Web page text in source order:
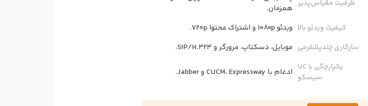
ظرفیت مقیاس‌پذیر همزمان.
کیفیت ویدئو بالا ویدئو 1080p و اشتراک محتوا 720p.
سازگاری چندپلتفرمی موبایل، دسکتاپ، مرورگر و SIP/H.323.
یکپارچگی با UC
سیسکو ادغام با CUCM، Expressway و Jabber.